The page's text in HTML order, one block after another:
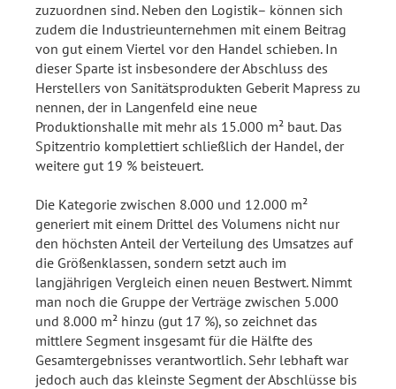
zuzuordnen sind. Neben den Logistik– können sich
zudem die Industrieunternehmen mit einem Beitrag
von gut einem Viertel vor den Handel schieben. In
dieser Sparte ist insbesondere der Abschluss des
Herstellers von Sanitätsprodukten Geberit Mapress zu
nennen, der in Langenfeld eine neue
Produktionshalle mit mehr als 15.000 m² baut. Das
Spitzentrio komplettiert schließlich der Handel, der
weitere gut 19 % beisteuert.
Die Kategorie zwischen 8.000 und 12.000 m²
generiert mit einem Drittel des Volumens nicht nur
den höchsten Anteil der Verteilung des Umsatzes auf
die Größenklassen, sondern setzt auch im
langjährigen Vergleich einen neuen Bestwert. Nimmt
man noch die Gruppe der Verträge zwischen 5.000
und 8.000 m² hinzu (gut 17 %), so zeichnet das
mittlere Segment insgesamt für die Hälfte des
Gesamtergebnisses verantwortlich. Sehr lebhaft war
jedoch auch das kleinste Segment der Abschlüsse bis